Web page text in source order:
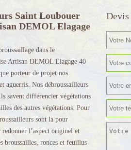
Saint Loubouer
DEMOL Elagage
dans le
Artisan DEMOL Elagage 40
porteur de projet nos
aguerris. Nos débroussailleurs
savent différencier végétations
des autres végétations. Pour
sont là pour
l’aspect originel et
broussailles, ronces et feuillus